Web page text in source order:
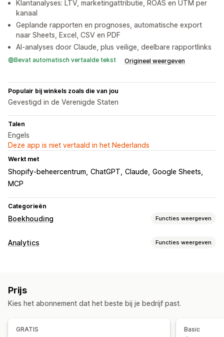
Klantanalyses: LTV, marketingattributie, ROAS en UTM per
kanaal
Geplande rapporten en prognoses, automatische export
naar Sheets, Excel, CSV en PDF
AI-analyses door Claude, plus veilige, deelbare rapportlinks
Bevat automatisch vertaalde tekst Origineel weergeven
Populair bij winkels zoals die van jou
Gevestigd in de Verenigde Staten
Talen
Engels
Deze app is niet vertaald in het Nederlands
Werkt met
Shopify-beheercentrum ChatGPT Claude Google Sheets
MCP
Categorieën
Boekhouding Functies weergeven
Financiële rapporten
Kostprijs van verkochte goederen volgen
Aangepaste rapporten
Prestatiedashboard
Financiële activiteiten
Analytics Functies weergeven
Loyaliteitsanalyse
Prijs
Kies het abonnement dat het beste bij je bedrijf past.
GRATIS Basic